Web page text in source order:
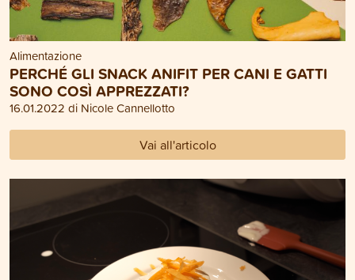
Alimentazione
PERCHÉ GLI SNACK ANIFIT PER CANI E GATTI
SONO COSÌ APPREZZATI?
16.01.2022 di Nicole Cannellotto
Vai all'articolo